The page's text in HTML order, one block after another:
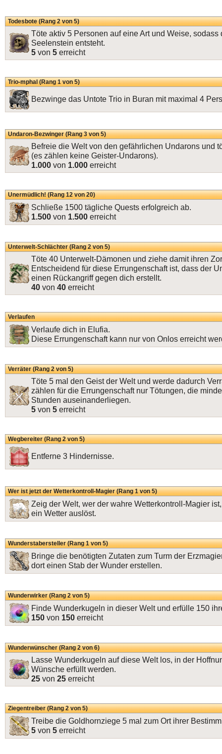
Todesbote (Rang 2 von 5)
Töte aktiv 5 Personen auf eine Art und Weise, sodass
Seelenstein entsteht.
5 von 5 erreicht
Trio-mphal (Rang 1 von 5)
Bezwinge das Untote Trio in Buran mit maximal 4
Undaron-Bezwinger (Rang 3 von 5)
Befreie die Welt von den gefährlichen Undarons und
(es zählen keine Geister-Undarons).
1.000 von 1.000 erreicht
Unermüdlich! (Rang 12 von 20)
Schließe 1500 tägliche Quests erfolgreich ab.
1.500 von 1.500 erreicht
Unterwelt-Schlächter (Rang 2 von 5)
Töte 40 Unterwelt-Dämonen und ziehe damit ihren
Entscheidend für diese Errungenschaft ist, dass der
einen Rückangriff gegen dich erstellt.
40 von 40 erreicht
Verlaufen
Verlaufe dich in Elufia.
Diese Errungenschaft kann nur von Onlos erreicht
Verräter (Rang 2 von 5)
Töte 5 mal den Geist der Welt und werde dadurch
zählen für die Errungenschaft nur Tötungen, die
Stunden auseinanderliegen.
5 von 5 erreicht
Wegbereiter (Rang 2 von 5)
Entferne 3 Hindernisse.
Wer ist jetzt der Wetterkontroll-Magier (Rang 1 von 5)
Zeig der Welt, wer der wahre Wetterkontroll-Magier
ein Wetter auslöst.
Wunderstabersteller (Rang 1 von 5)
Bringe die benötigten Zutaten zum Turm der
dort einen Stab der Wunder erstellen.
Wunderwirker (Rang 2 von 5)
Finde Wunderkugeln in dieser Welt und erfülle 150
150 von 150 erreicht
Wunderwünscher (Rang 2 von 6)
Lasse Wunderkugeln auf diese Welt los, in der
Wünsche erfüllt werden.
25 von 25 erreicht
Ziegentreiber (Rang 2 von 5)
Treibe die Goldhornziege 5 mal zum Ort ihrer
5 von 5 erreicht